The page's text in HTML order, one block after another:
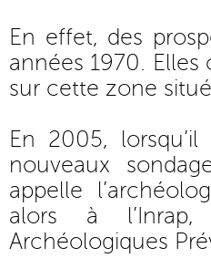
En effet, des
années 1970.
sur cette zone
En 2005,
nouveaux
appelle
alors à
Archéologiques